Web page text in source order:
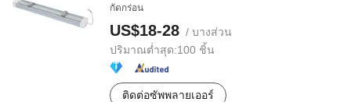
กัดกร่อน
US$18-28 / บางส่วน
ปริมาณต่ำสุด:100 ชิ้น
ติดต่อซัพพลายเออร์